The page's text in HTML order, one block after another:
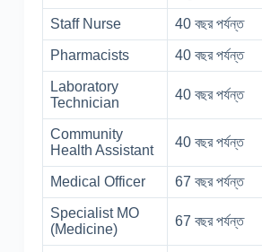
Staff Nurse 40 বছর পর্যন্ত
Pharmacists 40 বছর পর্যন্ত
Laboratory
Technician
40 বছর পর্যন্ত
Community
Health Assistant
40 বছর পর্যন্ত
Medical Officer 67 বছর পর্যন্ত
Specialist MO
(Medicine)
67 বছর পর্যন্ত